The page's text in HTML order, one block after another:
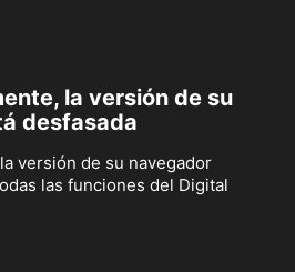
la versión de su
desfasada
versión de su navegador
las funciones del Digital